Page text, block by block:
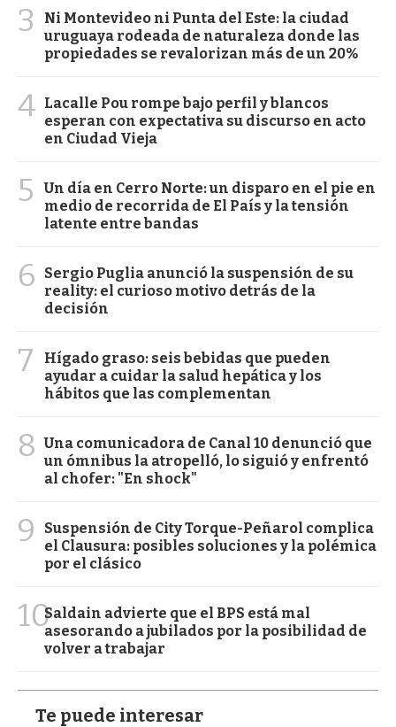
3
Ni Montevideo ni Punta del Este: la ciudad
uruguaya rodeada de naturaleza donde las
propiedades se revalorizan más de un 20%
4 Lacalle Pou rompe bajo perfil y blancos
esperan con expectativa su discurso en acto
en Ciudad Vieja
5
Un día en Cerro Norte: un disparo en el pie en
medio de recorrida de El País y la tensión
latente entre bandas
6
Sergio Puglia anunció la suspensión de su
reality: el curioso motivo detrás de la
decisión
7
Hígado graso: seis bebidas que pueden
ayudar a cuidar la salud hepática y los
hábitos que las complementan
8 Una comunicadora de Canal 10 denunció que
un ómnibus la atropelló, lo siguió y enfrentó
al chofer: "En shock"
9
Suspensión de City Torque-Peñarol complica
el Clausura: posibles soluciones y la polémica
por el clásico
10Saldain advierte que el BPS está mal
asesorando a jubilados por la posibilidad de
volver a trabajar
Te puede interesar